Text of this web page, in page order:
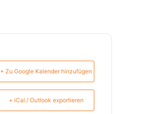
+ Zu Google Kalender hinzufügen
+ iCal / Outlook exportieren